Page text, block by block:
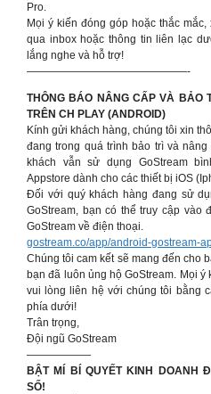
Pro.
Mọi ý kiến đóng góp hoặc thắc
qua inbox hoặc thông tin liên lạc
lắng nghe và hỗ trợ!
———————————————-
THÔNG BÁO NÂNG CẤP VÀ BẢO
TRÊN CH PLAY (ANDROID)
Kính gửi khách hàng, chúng tôi xin
đang trong quá trình bảo trì và
khách vẫn sử dụng GoStream
Appstore dành cho các thiết bị iOS
Đối với quý khách hàng đang sử
GoStream, bạn có thể truy cập
GoStream về điện thoại.
gostream.co/app/android-gostream-
Chúng tôi cam kết sẽ mang đến cho
bạn đã luôn ủng hộ GoStream. Mọi
vui lòng liên hệ với chúng tôi bằng
phía dưới!
Trân trọng,
Đội ngũ GoStream
——————
BẬT MÍ BÍ QUYẾT KINH DOANH
SỐ!